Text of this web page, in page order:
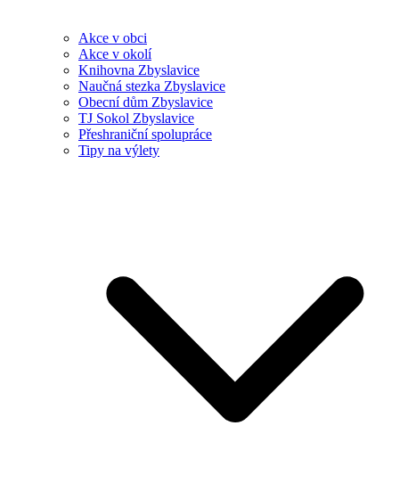
Akce v obci
Akce v okolí
Knihovna Zbyslavice
Naučná stezka Zbyslavice
Obecní dům Zbyslavice
TJ Sokol Zbyslavice
Přeshraniční spolupráce
Tipy na výlety